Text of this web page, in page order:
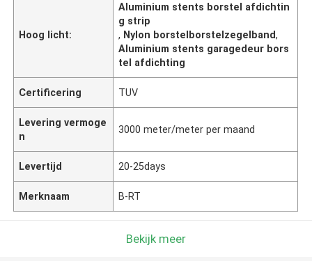
Hoog licht:
Aluminium stents borstel afdichtin
g strip
, Nylon borstelborstelzegelband,
Aluminium stents garagedeur bors
tel afdichting
Certificering TUV
Levering vermoge
n
3000 meter/meter per maand
Levertijd 20-25days
Merknaam B-RT
Bekijk meer